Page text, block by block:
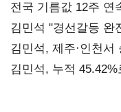
전국 기름값 12주
김민석 "경선갈등
사과부터"
김민석, 제주·인천
탈환'(종합)
김민석, 누적